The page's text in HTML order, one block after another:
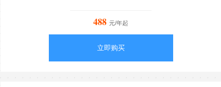
488 元/年起
立即购买